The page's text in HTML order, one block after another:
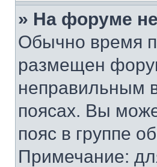
» На форуме
Обычно время
размещен
неправильным
поясах. Вы
пояс в группе
Примечание: